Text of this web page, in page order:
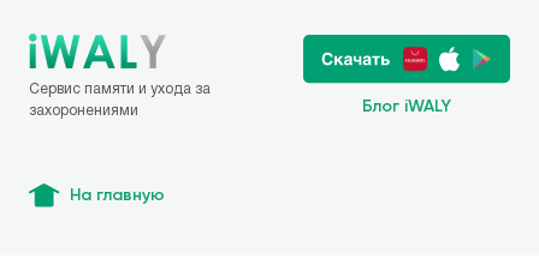
Сервис памяти и ухода за
захоронениями
Блог iWALY
На главную